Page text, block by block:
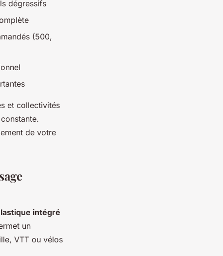
dégressifs
(500,
et collectivités
de votre
intégré
un
VTT ou vélos